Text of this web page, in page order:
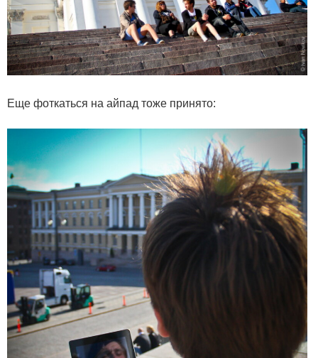
Еще фоткаться на айпад тоже принято: